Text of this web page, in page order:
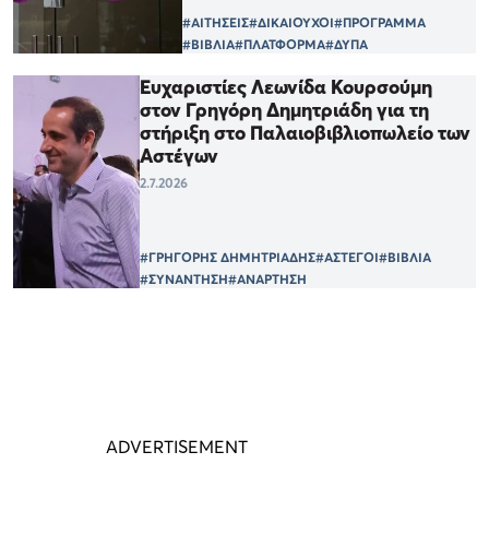
#ΑΙΤΗΣΕΙΣ#ΔΙΚΑΙΟΥΧΟΙ#ΠΡΟΓΡΑΜΜΑ
#ΒΙΒΛΙΑ#ΠΛΑΤΦΟΡΜΑ#ΔΥΠΑ
Ευχαριστίες Λεωνίδα Κουρσούμη
στον Γρηγόρη Δημητριάδη για τη
στήριξη στο Παλαιοβιβλιοπωλείο των
Αστέγων
2.7.2026
#ΓΡΗΓΟΡΗΣ ΔΗΜΗΤΡΙΑΔΗΣ#ΑΣΤΕΓΟΙ#ΒΙΒΛΙΑ
#ΣΥΝΑΝΤΗΣΗ#ΑΝΑΡΤΗΣΗ